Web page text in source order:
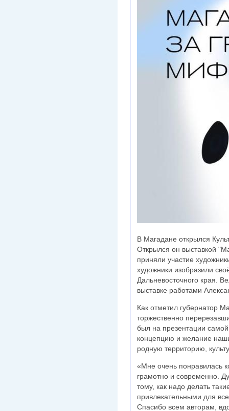
В Магадане открылся
Открылся он выставкой
приняли участие
художники изобразили
Дальневосточного края.
выставке работами
Как отметил губернатор
торжественно
был на презентации
концепцию и желание
родную территорию,
«Мне очень понравилась
грамотно и современно.
тому, как надо делать
привлекательными для
Спасибо всем авторам,